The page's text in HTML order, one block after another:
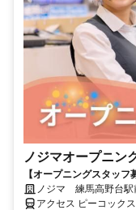
ノジマオープニン
【オープニングスタッ
ン予定！
ノジマ 練馬高野台駅
アクセス ピーコック